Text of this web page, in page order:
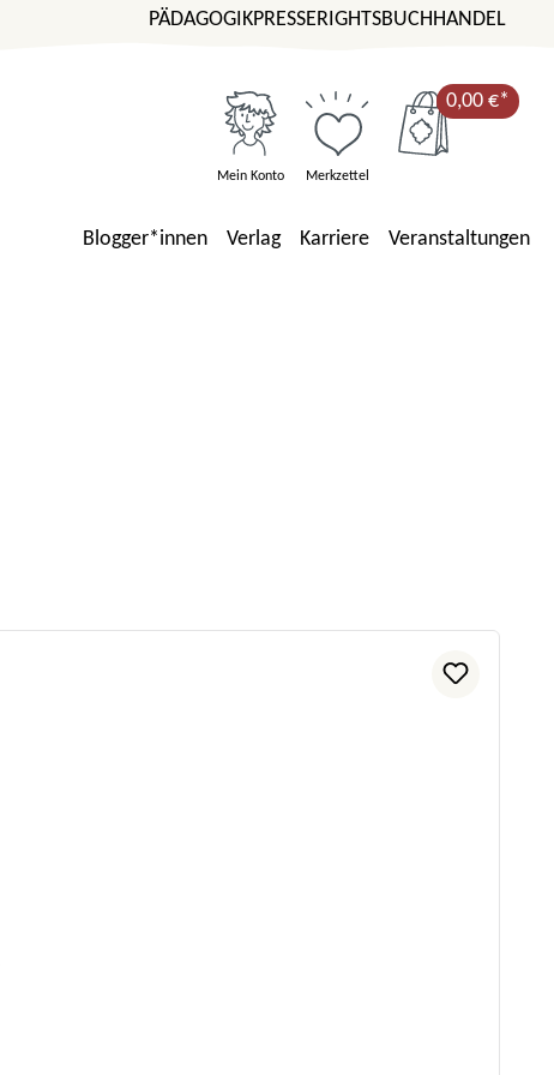
PÄDAGOGIKPRESSERIGHTSBUCHHANDEL
Mein Konto Merkzettel
0,00 €*
Blogger*innen Verlag Karriere Veranstaltungen